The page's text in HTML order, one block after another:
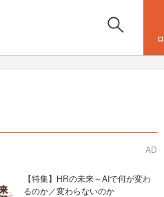
AD
【特集】HRの未来～AIで何が変わ
るのか／変わらないのか